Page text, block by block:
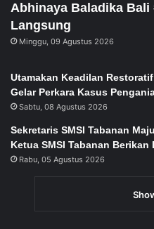
Abhinaya Baladika Bali
Langsung
Minggu, 09 Agustus 2026
Utamakan Keadilan
Gelar Perkara Kasus
Sabtu, 08 Agustus 2026
Sekretaris SMSI Tabanan
Ketua SMSI Tabanan Berikan
Rabu, 05 Agustus 2026